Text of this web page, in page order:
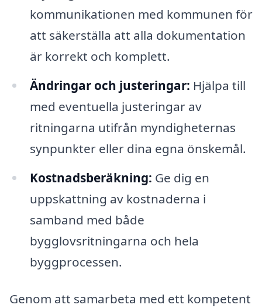
kommunikationen med kommunen för
att säkerställa att alla dokumentation
är korrekt och komplett.
Ändringar och justeringar: Hjälpa till
med eventuella justeringar av
ritningarna utifrån myndigheternas
synpunkter eller dina egna önskemål.
Kostnadsberäkning: Ge dig en
uppskattning av kostnaderna i
samband med både
bygglovsritningarna och hela
byggprocessen.
Genom att samarbeta med ett kompetent